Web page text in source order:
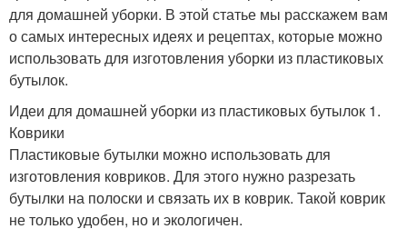
для домашней уборки. В этой статье мы расскажем вам
о самых интересных идеях и рецептах, которые можно
использовать для изготовления уборки из пластиковых
бутылок.
Идеи для домашней уборки из пластиковых бутылок 1.
Коврики
Пластиковые бутылки можно использовать для
изготовления ковриков. Для этого нужно разрезать
бутылки на полоски и связать их в коврик. Такой коврик
не только удобен, но и экологичен.